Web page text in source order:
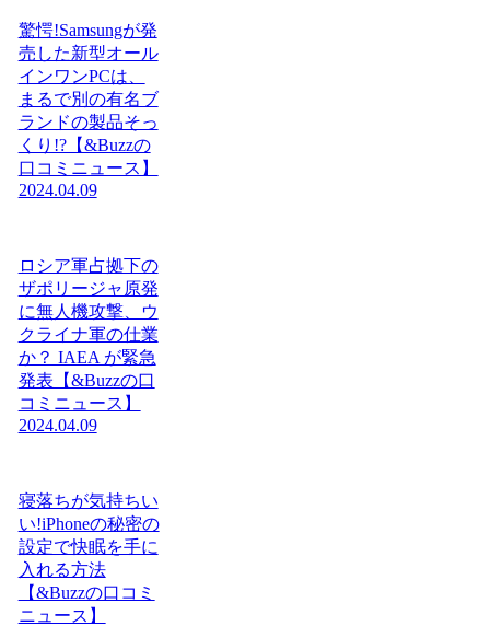
驚愕!Samsungが発
売した新型オール
インワンPCは、
まるで別の有名ブ
ランドの製品そっ
くり!?【&Buzzの
口コミニュース】
2024.04.09
ロシア軍占拠下の
ザポリージャ原発
に無人機攻撃、ウ
クライナ軍の仕業
か？ IAEA が緊急
発表【&Buzzの口
コミニュース】
2024.04.09
寝落ちが気持ちい
い!iPhoneの秘密の
設定で快眠を手に
入れる方法
【&Buzzの口コミ
ニュース】